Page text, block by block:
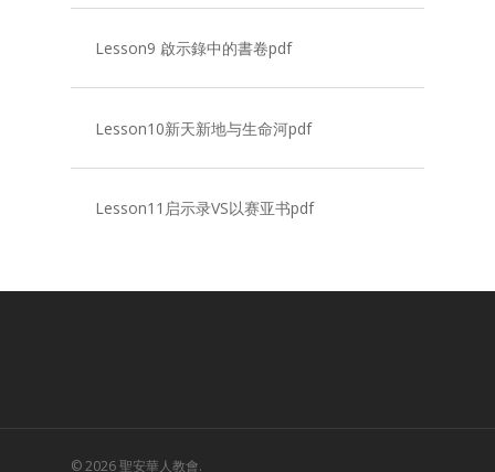
Lesson9 啟示錄中的書卷pdf
Lesson10新天新地与生命河pdf
Lesson11启示录VS以赛亚书pdf
© 2026 聖安華人教會.